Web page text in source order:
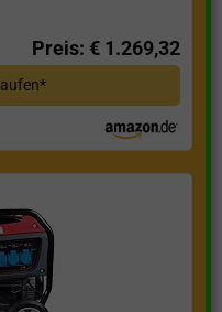
Preis: € 1.269,32